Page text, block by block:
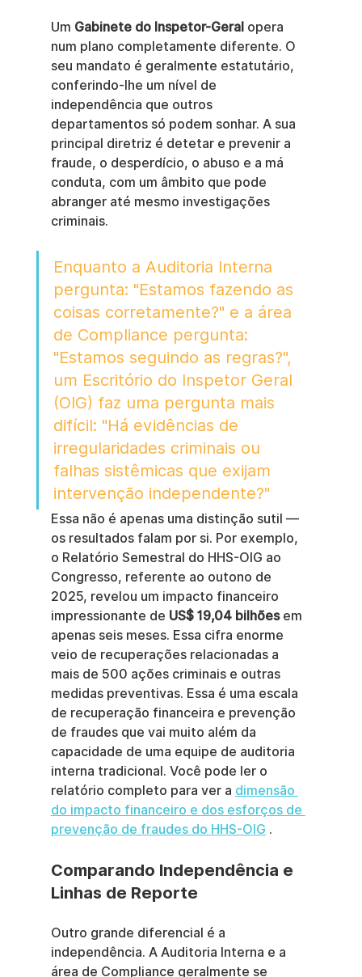
Um Gabinete do Inspetor-Geral opera
num plano completamente diferente. O
seu mandato é geralmente estatutário,
conferindo-lhe um nível de
independência que outros
departamentos só podem sonhar. A sua
principal diretriz é detetar e prevenir a
fraude, o desperdício, o abuso e a má
conduta, com um âmbito que pode
abranger até mesmo investigações
criminais.
Enquanto a Auditoria Interna
pergunta: "Estamos fazendo as
coisas corretamente?" e a área
de Compliance pergunta:
"Estamos seguindo as regras?",
um Escritório do Inspetor Geral
(OIG) faz uma pergunta mais
difícil: "Há evidências de
irregularidades criminais ou
falhas sistêmicas que exijam
intervenção independente?"
Essa não é apenas uma distinção sutil —
os resultados falam por si. Por exemplo,
o Relatório Semestral do HHS-OIG ao
Congresso, referente ao outono de
2025, revelou um impacto financeiro
impressionante de US$ 19,04 bilhões em
apenas seis meses. Essa cifra enorme
veio de recuperações relacionadas a
mais de 500 ações criminais e outras
medidas preventivas. Essa é uma escala
de recuperação financeira e prevenção
de fraudes que vai muito além da
capacidade de uma equipe de auditoria
interna tradicional. Você pode ler o
relatório completo para ver a dimensão
do impacto financeiro e dos esforços de
prevenção de fraudes do HHS-OIG .
Comparando Independência e
Linhas de Reporte
Outro grande diferencial é a
independência. A Auditoria Interna e a
área de Compliance geralmente se